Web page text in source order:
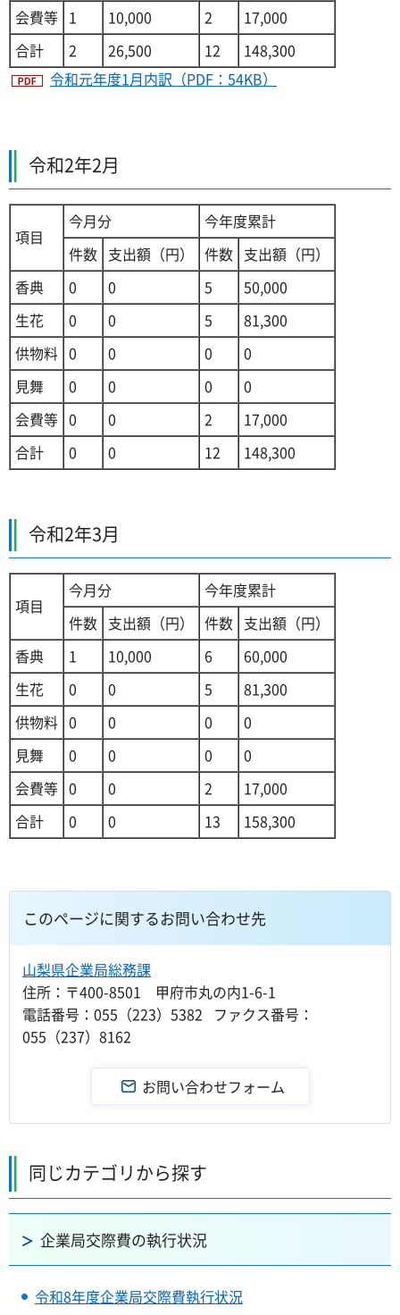
会費等 1 10,000 2
17,000
合計
2 26,500 12
148,300
令和元年度1月内訳（PDF：54KB）
令和2年2月
項目
今月分
今年度累計
件数 支出額（円） 件数 支出額（円）
香典
0 0 5
50,000
生花
0 0 5
81,300
供物料 0 0 0
0
見舞
0 0 0
0
会費等 0 0 2
17,000
合計
0 0 12 148,300
令和2年3月
項目
今月分
今年度累計
件数 支出額（円） 件数 支出額（円）
香典
1 10,000 6
60,000
生花
0 0 5
81,300
供物料 0 0 0
0
見舞
0 0 0
0
会費等 0 0 2
17,000
合計
0 0 13 158,300
このページに関するお問い合わせ先
山梨県企業局総務課
住所：〒400-8501 甲府市丸の内1-6-1
電話番号：055（223）5382 ファクス番号：
055（237）8162
同じカテゴリから探す
企業局交際費の執行状況
令和8年度企業局交際費執行状況